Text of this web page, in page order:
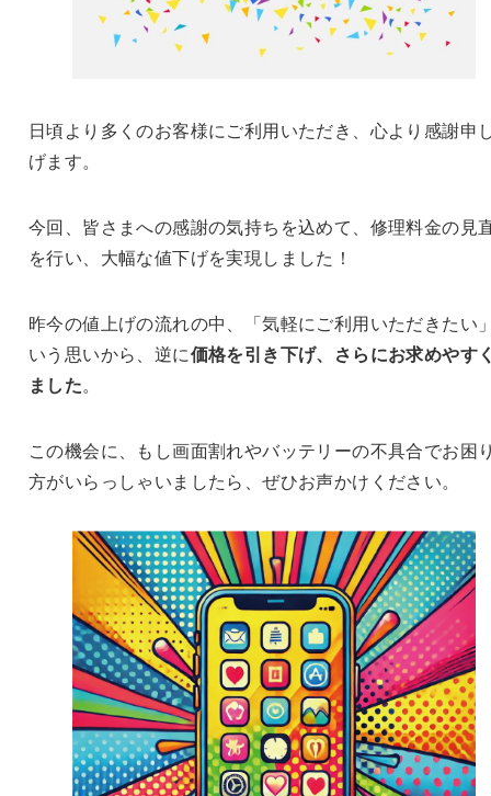
日頃より多くのお客様にご利用いただき、心より感謝申
げます。
今回、皆さまへの感謝の気持ちを込めて、修理料金の見
を行い、大幅な値下げを実現しました！
昨今の値上げの流れの中、「気軽にご利用いただきたい
いう思いから、逆に価格を引き下げ、さらにお求めやす
ました。
この機会に、もし画面割れやバッテリーの不具合でお困
方がいらっしゃいましたら、ぜひお声かけください。